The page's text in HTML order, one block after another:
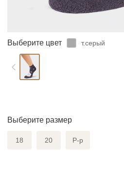
Выберите цвет т.серый
Выберите размер
18 20 Р-р